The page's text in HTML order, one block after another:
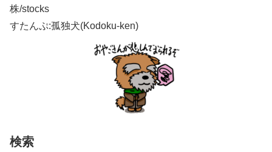
株/stocks
すたんぷ:孤独犬(Kodoku-ken)
検索